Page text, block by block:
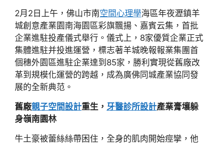
2月2日上午，佛山市南空間心理學海區年夜瀝鎮羊
城創意產業園南海園區彩旗飄揚、嘉賓云集，首批
企業進駐投產儀式舉行。儀式上，8家優質企業正式
集體進駐并投進運營，標志著羊城晚報報業集團首
個穗外園區進駐企業達到85家，勝利實現從舊廠改
革到規模化運營的跨越，成為廣佛同城產業協同發
展的全新典范。
舊廠親子空間設計重生， 牙醫診所設計產業膏壤躲
身嶺南園林
牛土豪被蕾絲絲帶困住，全身的肌肉開始痙攣，他